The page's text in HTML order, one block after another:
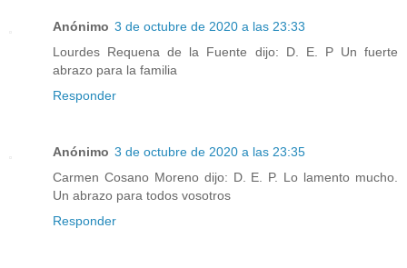
Anónimo 3 de octubre de 2020 a las 23:33
Lourdes Requena de la Fuente dijo: D. E. P Un fuerte
abrazo para la familia
Responder
Anónimo 3 de octubre de 2020 a las 23:35
Carmen Cosano Moreno dijo: D. E. P. Lo lamento mucho.
Un abrazo para todos vosotros
Responder